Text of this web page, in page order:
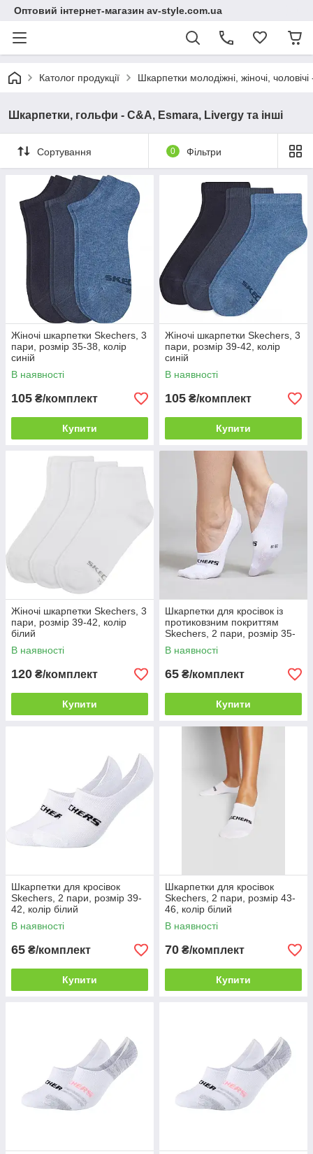
Оптовий інтернет-магазин av-style.com.ua
Католог продукції Шкарпетки молодіжні, жіночі,
Шкарпетки, гольфи - С&A, Esmara, Livergy та інші
Сортування 0 Фільтри
Жіночі шкарпетки Skechers, 3
пари, розмір 35-38, колір
синій
В наявності
105 ₴/комплект
Купити
Жіночі шкарпетки Skechers, 3
пари, розмір 39-42, колір
синій
В наявності
105 ₴/комплект
Купити
Жіночі шкарпетки Skechers, 3
пари, розмір 39-42, колір
білий
В наявності
120 ₴/комплект
Купити
Шкарпетки для кросівок із
протиковзним покриттям
Skechers, 2 пари, розмір 35-
38, колір білий
В наявності
65 ₴/комплект
Купити
Шкарпетки для кросівок
Skechers, 2 пари, розмір 39-
42, колір білий
В наявності
65 ₴/комплект
Купити
Шкарпетки для кросівок
Skechers, 2 пари, розмір 43-
46, колір білий
В наявності
70 ₴/комплект
Купити